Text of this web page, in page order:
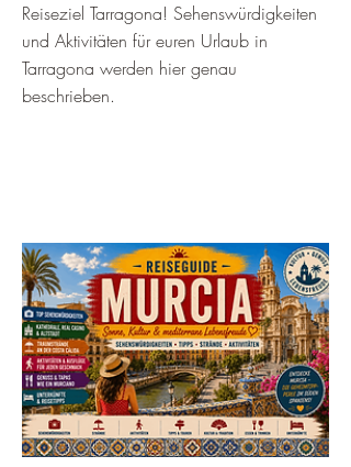
Reiseziel Tarragona! Sehenswürdigkeiten
und Aktivitäten für euren Urlaub in
Tarragona werden hier genau
beschrieben.